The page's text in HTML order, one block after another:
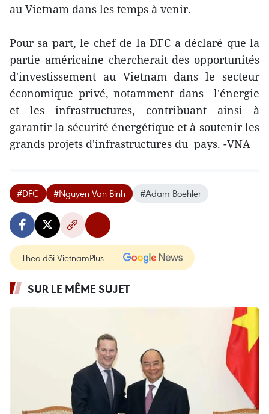
au Vietnam dans les temps à venir.
Pour sa part, le chef de la DFC a déclaré que la
partie américaine chercherait des opportunités
d'investissement au Vietnam dans le secteur
économique privé, notamment dans l'énergie
et les infrastructures, contribuant ainsi à
garantir la sécurité énergétique et à soutenir les
grands projets d'infrastructures du pays. -VNA
#DFC #Nguyen Van Binh #Adam Boehler
Theo dõi VietnamPlus
SUR LE MÊME SUJET